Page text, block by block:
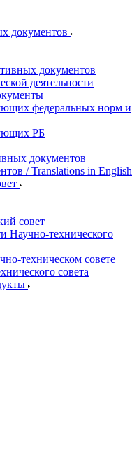
документов
документов
деятельности
федеральных норм и
РБ
документов
/ Translations in English
совет
Научно-технического
техническом совете
совета